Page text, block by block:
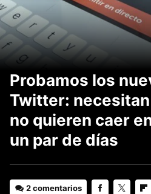
Probamos los
Twitter:
no quieren caer
un par de días
2 comentarios